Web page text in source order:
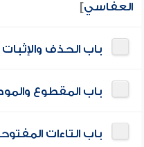
العفاسي]
باب الحذف والإثبات
باب المقطوع
باب التاءات